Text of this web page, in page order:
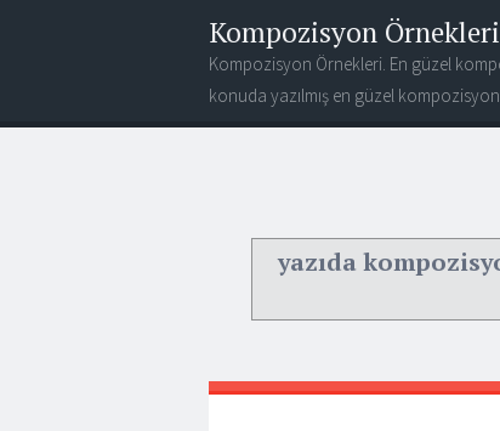
Kompozisyon Örnekleri
Kompozisyon Örnekleri. En güzel
konuda yazılmış en güzel
yazıda